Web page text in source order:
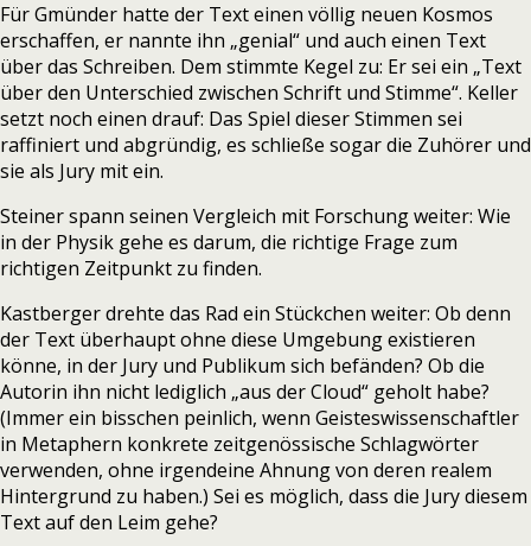
Für Gmünder hatte der Text einen völlig neuen Kosmos
erschaffen, er nannte ihn „genial“ und auch einen Text
über das Schreiben. Dem stimmte Kegel zu: Er sei ein „Text
über den Unterschied zwischen Schrift und Stimme“. Keller
setzt noch einen drauf: Das Spiel dieser Stimmen sei
raffiniert und abgründig, es schließe sogar die Zuhörer und
sie als Jury mit ein.
Steiner spann seinen Vergleich mit Forschung weiter: Wie
in der Physik gehe es darum, die richtige Frage zum
richtigen Zeitpunkt zu finden.
Kastberger drehte das Rad ein Stückchen weiter: Ob denn
der Text überhaupt ohne diese Umgebung existieren
könne, in der Jury und Publikum sich befänden? Ob die
Autorin ihn nicht lediglich „aus der Cloud“ geholt habe?
(Immer ein bisschen peinlich, wenn Geisteswissenschaftler
in Metaphern konkrete zeitgenössische Schlagwörter
verwenden, ohne irgendeine Ahnung von deren realem
Hintergrund zu haben.) Sei es möglich, dass die Jury diesem
Text auf den Leim gehe?